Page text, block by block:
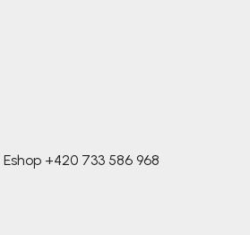
Eshop +420 733 586 968